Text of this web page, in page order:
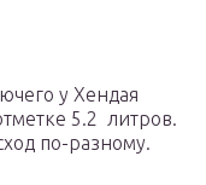
у Хендая
5.2 литров.
по-разному.